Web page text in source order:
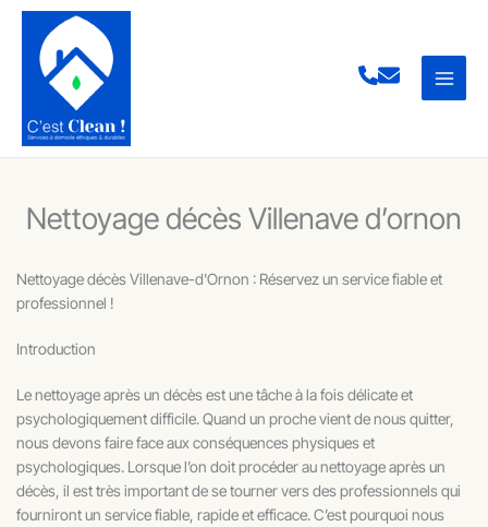
Aller
contenu
Nettoyage décès Villenave d’ornon
Nettoyage décès Villenave-d'Ornon : Réservez un service fiable et
professionnel !
Introduction
Le nettoyage après un décès est une tâche à la fois délicate et
psychologiquement difficile. Quand un proche vient de nous quitter,
nous devons faire face aux conséquences physiques et
psychologiques. Lorsque l’on doit procéder au nettoyage après un
décès, il est très important de se tourner vers des professionnels qui
fourniront un service fiable, rapide et efficace. C’est pourquoi nous